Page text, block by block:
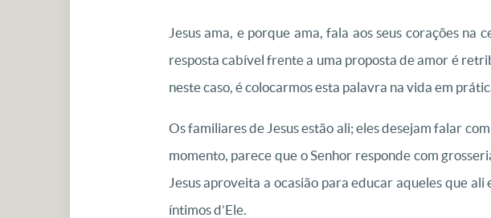
Jesus ama, e porque ama, fala aos seus corações
resposta cabível frente a uma proposta de amor é
neste caso, é colocarmos esta palavra na vida em
Os familiares de Jesus estão ali; eles desejam falar
momento, parece que o Senhor responde com
Jesus aproveita a ocasião para educar aqueles que
íntimos d’Ele.